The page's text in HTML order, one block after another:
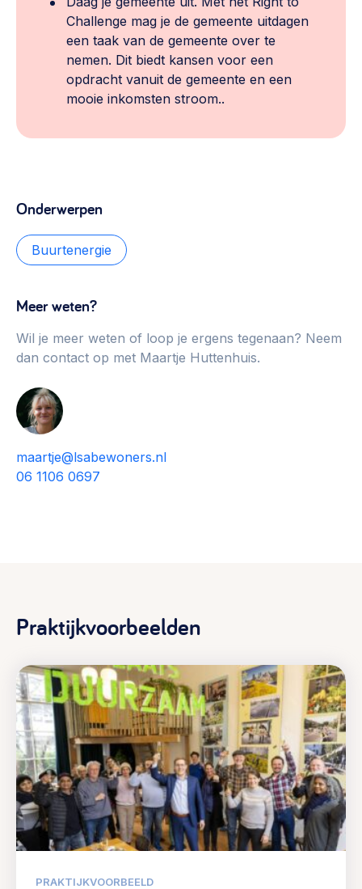
Challenge mag je de gemeente uitdagen
een taak van de gemeente over te
nemen. Dit biedt kansen voor een
opdracht vanuit de gemeente en een
mooie inkomsten stroom..
Onderwerpen
Buurtenergie
Meer weten?
Wil je meer weten of loop je ergens tegenaan? Neem
dan contact op met Maartje Huttenhuis.
maartje@lsabewoners.nl
06 1106 0697
Praktijkvoorbeelden
PRAKTIJKVOORBEELD